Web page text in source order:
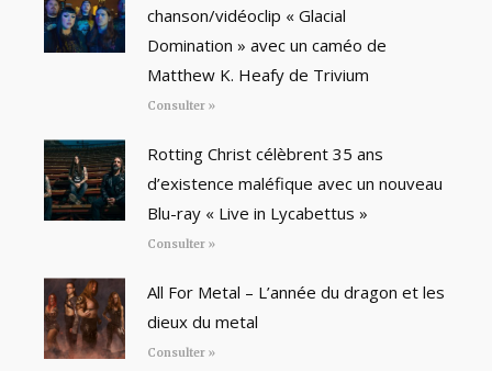
chanson/vidéoclip « Glacial
Domination » avec un caméo de
Matthew K. Heafy de Trivium
Consulter »
Rotting Christ célèbrent 35 ans
d’existence maléfique avec un nouveau
Blu-ray « Live in Lycabettus »
Consulter »
All For Metal – L’année du dragon et les
dieux du metal
Consulter »